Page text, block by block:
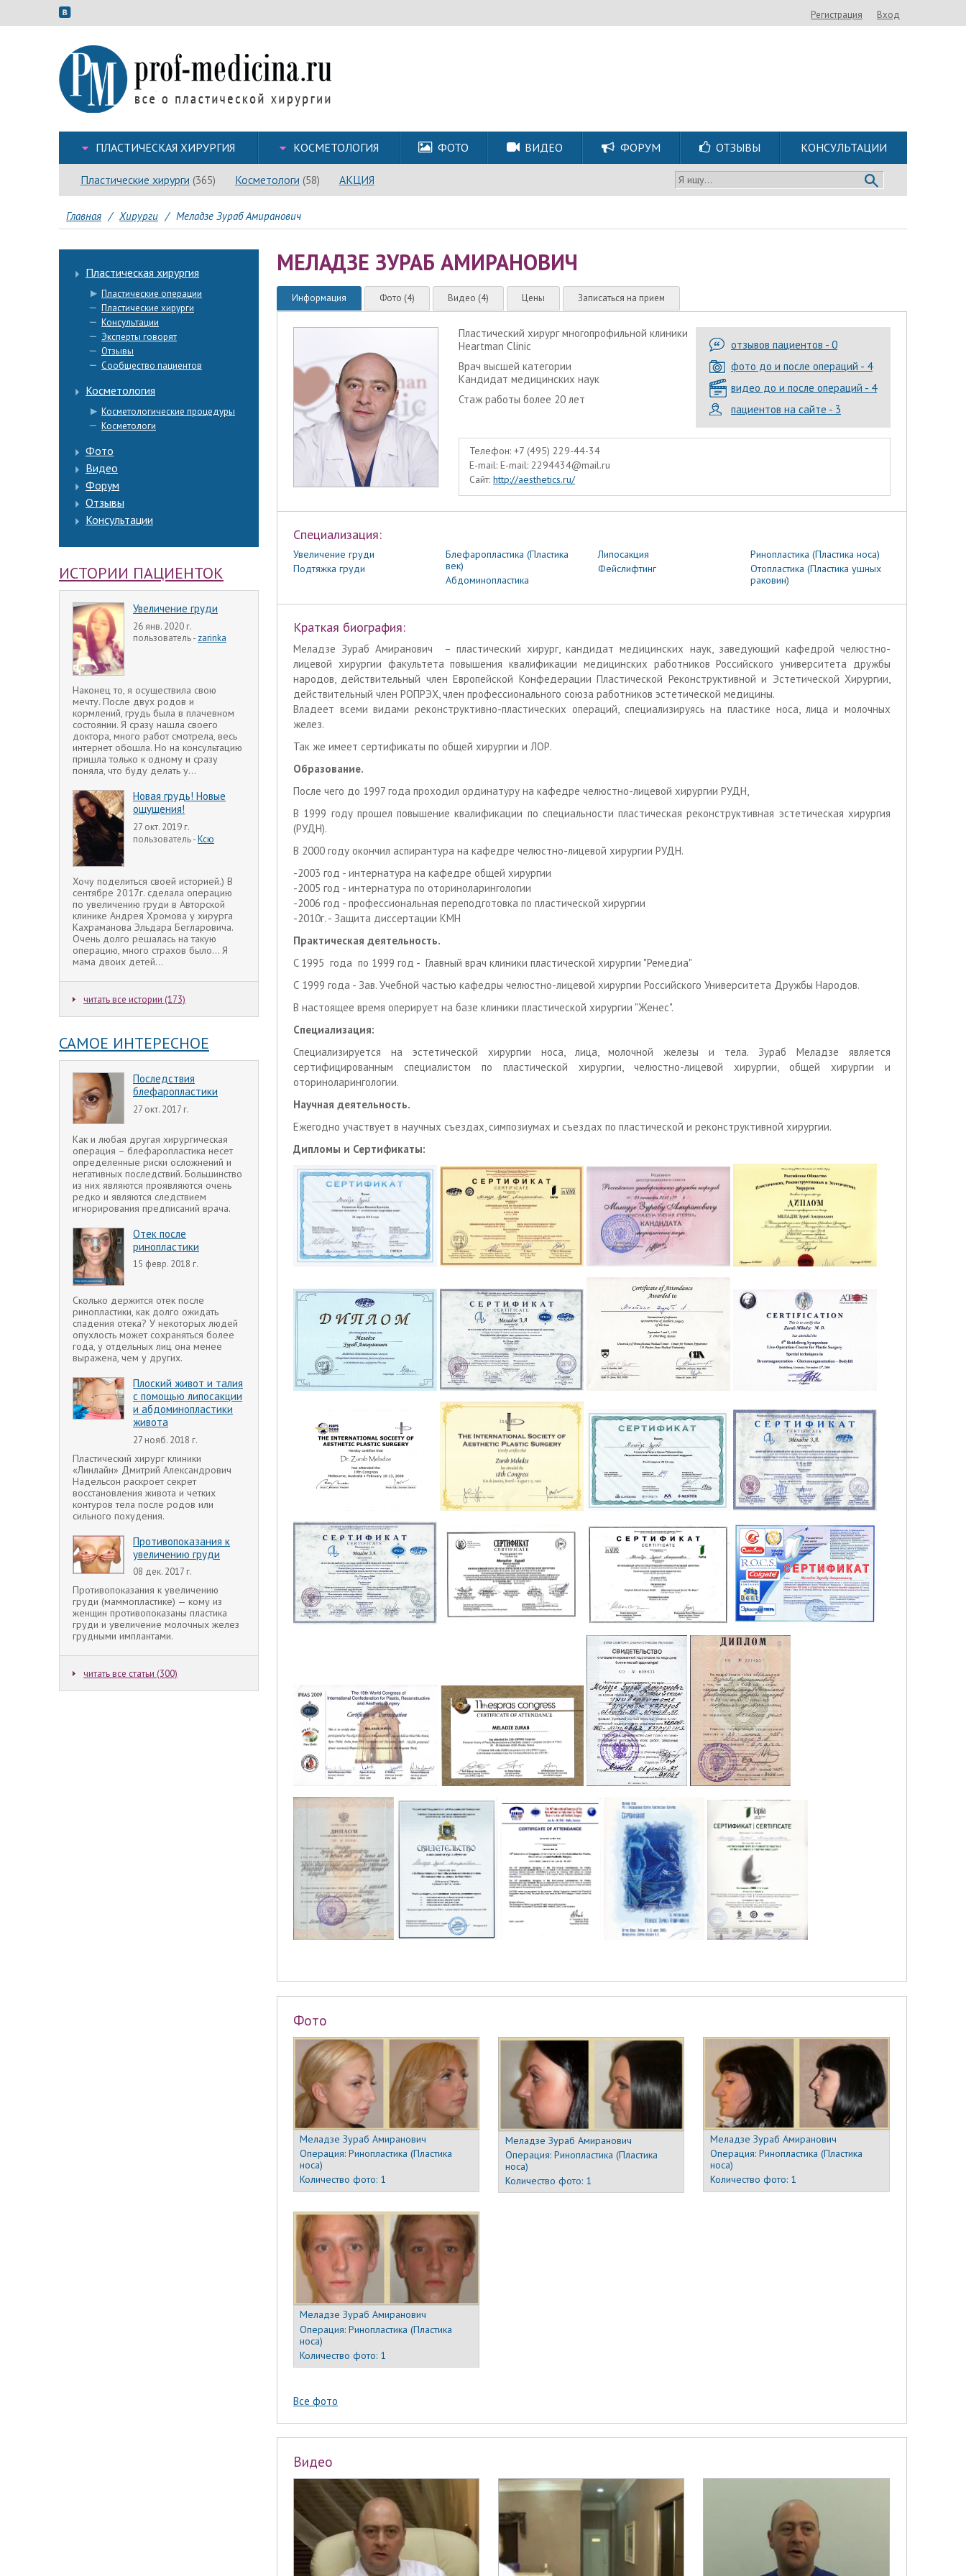
Регистрация Вход
ПЛАСТИЧЕСКАЯ ХИРУРГИЯ КОСМЕТОЛОГИЯ ФОТО ВИДЕО ФОРУМ ОТЗЫВЫ КОНСУЛЬТАЦИИ
Пластические хирурги (365) Косметологи (58) АКЦИЯ Я ищу...
Главная / Хирурги / Меладзе Зураб Амиранович
Пластическая хирургия
Пластические операции
Пластические хирурги
Консультации
Эксперты говорят
Отзывы
Сообщество пациентов
Косметология
Косметологические процедуры
Косметологи
Фото
Видео
Форум
Отзывы
Консультации
ИСТОРИИ ПАЦИЕНТОК
Увеличение груди
26 янв. 2020 г.
пользователь - zarinka
Наконец то, я осуществила свою
мечту. После двух родов и
кормлений, грудь была в плачевном
состоянии. Я сразу нашла своего
доктора, много работ смотрела, весь
интернет обошла. Но на консультацию
пришла только к одному и сразу
поняла, что буду делать у...
Новая грудь! Новые
ощущения!
27 окт. 2019 г.
пользователь -Ксю
Хочу поделиться своей историей.) В
сентябре 2017г. сделала операцию
по увеличению груди в Авторской
клинике Андрея Хромова у хирурга
Кахраманова Эльдара Бегларовича.
Очень долго решалась на такую
операцию, много страхов было... Я
мама двоих детей...
читать все истории (173)
САМОЕ ИНТЕРЕСНОЕ
Последствия
блефаропластики
27 окт. 2017 г.
Как и любая другая хирургическая
операция – блефаропластика несет
определенные риски осложнений и
негативных последствий. Большинство
из них являются проявляются очень
редко и являются следствием
игнорирования предписаний врача.
Отек после
ринопластики
15 февр. 2018 г.
Сколько держится отек после
ринопластики, как долго ожидать
спадения отека? У некоторых людей
опухлость может сохраняться более
года, у отдельных лиц она менее
выражена, чем у других.
Плоский живот и талия
с помощью липосакции
и абдоминопластики
живота
27 нояб. 2018 г.
Пластический хирург клиники
«Линлайн» Дмитрий Александрович
Надельсон раскроет секрет
восстановления живота и четких
контуров тела после родов или
сильного похудения.
Противопоказания к
увеличению груди
08 дек. 2017 г.
Противопоказания к увеличению
груди (маммопластике) — кому из
женщин противопоказаны пластика
груди и увеличение молочных желез
грудными имплантами.
читать все статьи (300)
МЕЛАДЗЕ ЗУРАБ АМИРАНОВИЧ
Информация Фото (4) Видео (4) Цены Записаться на прием
отзывов пациентов - 0
фото до и после операций - 4
видео до и после операций - 4
пациентов на сайте - 3
Пластический хирург многопрофильной клиники
Heartman Clinic
Врач высшей категории
Кандидат медицинских наук
Стаж работы более 20 лет
Телефон: +7 (495) 229-44-34
E-mail: E-mail: 2294434@mail.ru
Сайт: http://aesthetics.ru/
Специализация:
Увеличение груди
Подтяжка груди
Блефаропластика (Пластика
век)
Абдоминопластика
Липосакция
Фейслифтинг
Ринопластика (Пластика носа)
Отопластика (Пластика ушных
раковин)
Краткая биография:
Меладзе Зураб Амиранович – пластический хирург, кандидат медицинских наук, заведующий кафедрой челюстно-
лицевой хирургии факультета повышения квалификации медицинских работников Российского университета дружбы
народов, действительный член Европейской Конфедерации Пластической Реконструктивной и Эстетической Хирургии,
действительный член РОПРЭХ, член профессионального союза работников эстетической медицины.
Владеет всеми видами реконструктивно-пластических операций, специализируясь на пластике носа, лица и молочных
желез.
Так же имеет сертификаты по общей хирургии и ЛОР.
Образование.
После чего до 1997 года проходил ординатуру на кафедре челюстно-лицевой хирургии РУДН,
В 1999 году прошел повышение квалификации по специальности пластическая реконструктивная эстетическая хирургия
(РУДН).
В 2000 году окончил аспирантура на кафедре челюстно-лицевой хирургии РУДН.
-2003 год - интернатура на кафедре общей хирургии
-2005 год - интернатура по оториноларингологии
-2006 год - профессиональная переподготовка по пластической хирургии
-2010г. - Защита диссертации КМН
Практическая деятельность.
C 1995 года по 1999 год - Главный врач клиники пластической хирургии "Ремедиа"
С 1999 года - Зав. Учебной частью кафедры челюстно-лицевой хирургии Российского Университета Дружбы Народов.
В настоящее время оперирует на базе клиники пластической хирургии "Женес".
Специализация:
Специализируется на эстетической хирургии носа, лица, молочной железы и тела. Зураб Меладзе является
сертифицированным специалистом по пластической хирургии, челюстно-лицевой хирургии, общей хирургии и
оториноларингологии.
Научная деятельность.
Ежегодно участвует в научных съездах, симпозиумах и съездах по пластической и реконструктивной хирургии.
Дипломы и Сертификаты:
Фото
Меладзе Зураб Амиранович
Операция:Ринопластика (Пластика
носа)
Количество фото: 1
Меладзе Зураб Амиранович
Операция: Ринопластика (Пластика
носа)
Количество фото: 1
Меладзе Зураб Амиранович
Операция: Ринопластика (Пластика
носа)
Количество фото: 1
Меладзе Зураб Амиранович
Операция:Ринопластика (Пластика
носа)
Количество фото: 1
Все фото
Видео